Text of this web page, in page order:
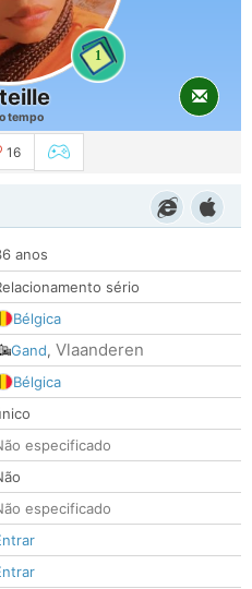
1
tempo
16
anos
sério
Bélgica
Gand, Vlaanderen
Bélgica
especificado
especificado